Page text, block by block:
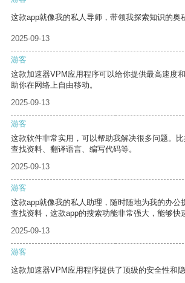
这款app就像我的私人导师，带领我探索知识的奥
2025-09-13
游客
这款加速器VPM应用程序可以给你提供最高速度
助你在网络上自由移动。
2025-09-13
游客
这款软件非常实用，可以帮助我解决很多问题。
查找资料、翻译语言、编写代码等。
2025-09-13
游客
这款app就像我的私人助理，随时随地为我的办公
查找资料，这款app的搜索功能非常强大，能够快
2025-09-13
游客
这款加速器VPM应用程序提供了顶级的安全性和隐